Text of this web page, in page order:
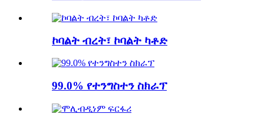
ኮባልት ብረት፣ ኮባልት ካቶድ
99.0% የተንግስተን ስክራፕ